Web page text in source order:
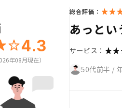
4.3
年08月現在）
総合評価：
あっとい
サービス：
50代前半 /